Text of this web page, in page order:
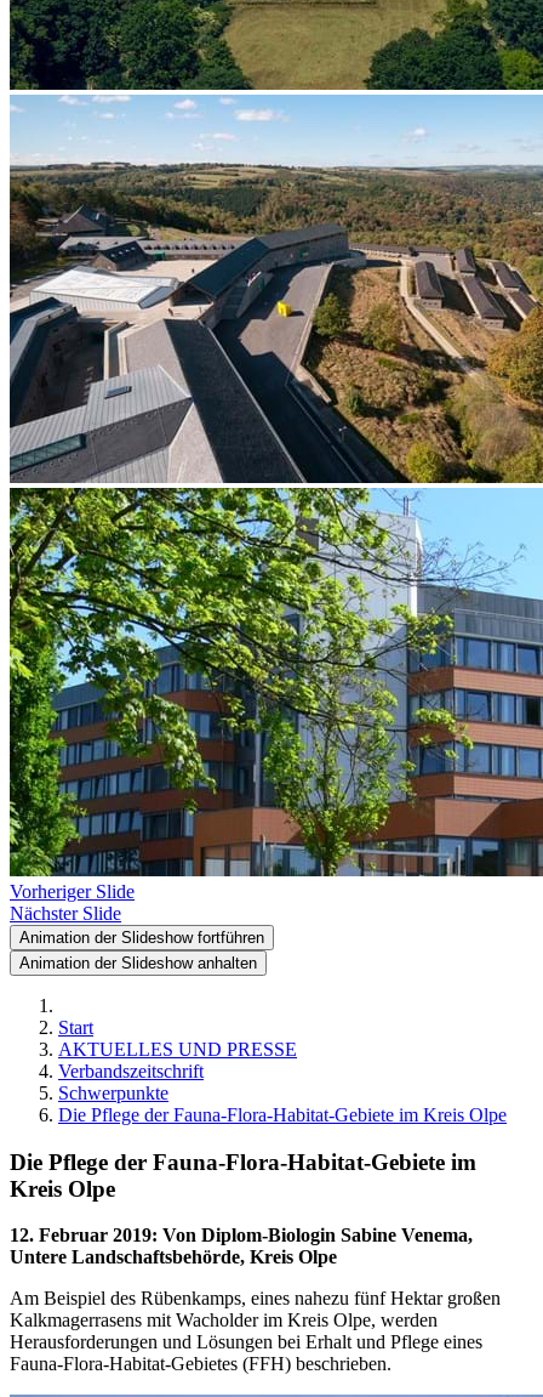
Vorheriger Slide
Nächster Slide
Animation der Slideshow fortführen
Animation der Slideshow anhalten
Start
AKTUELLES UND PRESSE
Verbandszeitschrift
Schwerpunkte
Die Pflege der Fauna-Flora-Habitat-Gebiete im Kreis Olpe
Die Pflege der Fauna-Flora-Habitat-Gebiete im
Kreis Olpe
12. Februar 2019: Von Diplom-Biologin Sabine Venema,
Untere Landschaftsbehörde, Kreis Olpe
Am Beispiel des Rübenkamps, eines nahezu fünf Hektar großen
Kalkmagerrasens mit Wacholder im Kreis Olpe, werden
Herausforderungen und Lösungen bei Erhalt und Pflege eines
Fauna-Flora-Habitat-Gebietes (FFH) beschrieben.